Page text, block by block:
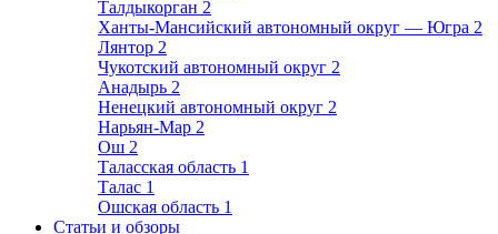
Талдыкорган 2
Ханты-Мансийский автономный округ — Югра 2
Лянтор 2
Чукотский автономный округ 2
Анадырь 2
Ненецкий автономный округ 2
Нарьян-Мар 2
Ош 2
Таласская область 1
Талас 1
Ошская область 1
Статьи и обзоры